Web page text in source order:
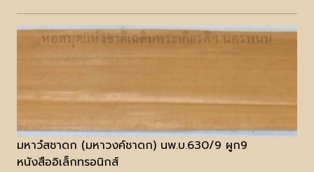
มหาวํสชาดก (มหาวงค์ชาดก) นพ.บ.630/9 ผูก9
หนังสืออิเล็กทรอนิกส์